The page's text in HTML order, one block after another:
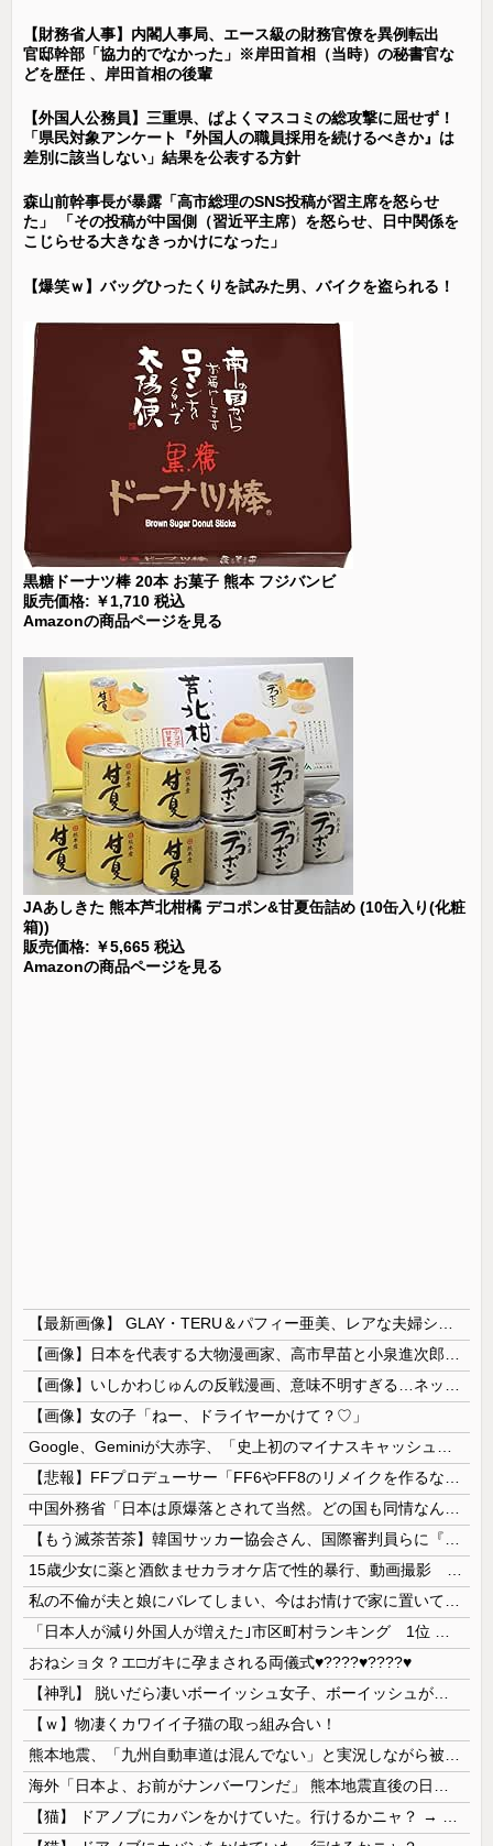
【財務省人事】内閣人事局、エース級の財務官僚を異例転出
官邸幹部「協力的でなかった」※岸田首相（当時）の秘書官な
どを歴任 、岸田首相の後輩
【外国人公務員】三重県、ぱよくマスコミの総攻撃に屈せず！
「県民対象アンケート『外国人の職員採用を続けるべきか』は
差別に該当しない」結果を公表する方針
森山前幹事長が暴露「高市総理のSNS投稿が習主席を怒らせ
た」 「その投稿が中国側（習近平主席）を怒らせ、日中関係を
こじらせる大きなきっかけになった」
【爆笑ｗ】バッグひったくりを試みた男、バイクを盗られる！
黒糖ドーナツ棒 20本 お菓子 熊本 フジバンビ
販売価格: ￥1,710 税込
Amazonの商品ページを見る
JAあしきた 熊本芦北柑橘 デコポン&甘夏缶詰め (10缶入り(化粧
箱))
販売価格: ￥5,665 税込
Amazonの商品ページを見る
【画像】女の子「ねー、ドライヤーかけて？♡」
おねショタ？エ□ガキに孕まされる両儀式♥️????♥️????♥️
【ｗ】物凄くカワイイ子猫の取っ組み合い！